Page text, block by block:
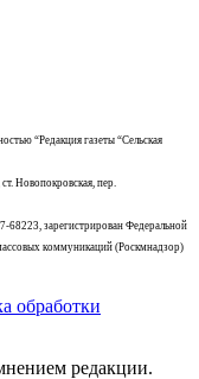
“Редакция газеты “Сельская
Новопокровская, пер.
зарегистрирован Федеральной
коммуникаций (Роскмнадзор)
обработки
редакции.